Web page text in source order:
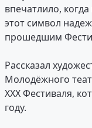
впечатлило,
этот символ
прошедшим
Рассказал
Молодёжного
XXX Фестиваля,
году.